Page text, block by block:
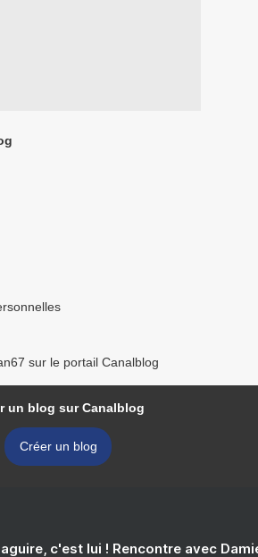
sur le portail Canalblog
un blog sur Canalblog
Créer un blog
c'est lui ! Rencontre avec